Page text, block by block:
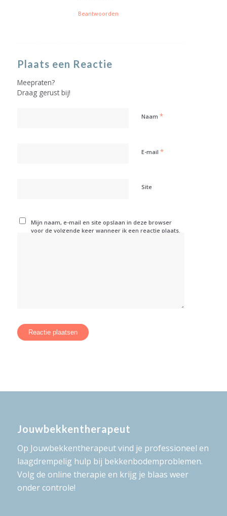
Beantwoorden
Plaats een Reactie
Meepraten?
Draag gerust bij!
Naam *
E-mail *
Site
Mijn naam, e-mail en site opslaan in deze browser
voor de volgende keer wanneer ik een reactie plaats.
Jouwbekkentherapeut
Op Jouwbekkentherapeut vind je professioneel en
laagdrempelig hulp bij bekkenbodemproblemen.
Volg de online therapie en krijg je blaas weer
onder controle!